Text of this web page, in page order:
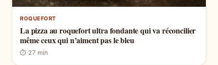
ROQUEFORT
La pizza au roquefort ultra fondante qui va réconcilier
même ceux qui n’aiment pas le bleu
⏱ 27 min